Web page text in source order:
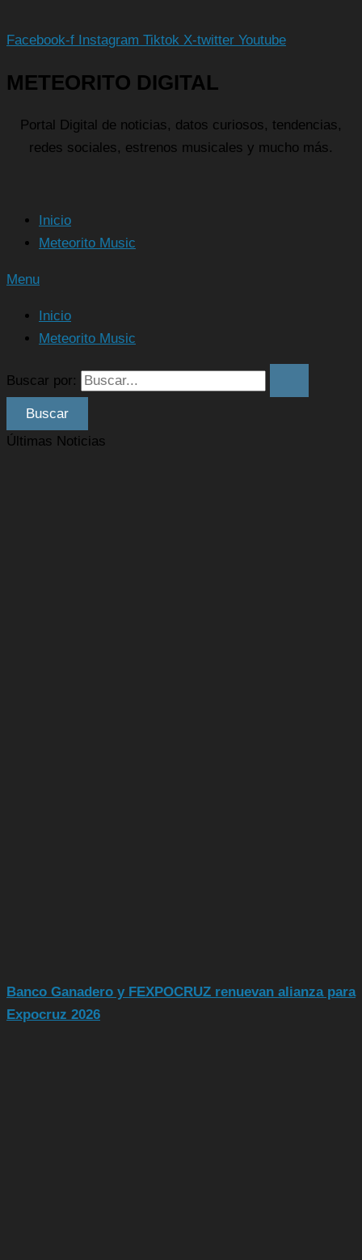
Facebook-f Instagram Tiktok X-twitter Youtube
METEORITO DIGITAL
Portal Digital de noticias, datos curiosos, tendencias,
redes sociales, estrenos musicales y mucho más.
Inicio
Meteorito Music
Menu
Inicio
Meteorito Music
Buscar por:
Últimas Noticias
Banco Ganadero y FEXPOCRUZ renuevan alianza para
Expocruz 2026